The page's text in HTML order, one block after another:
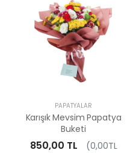
PAPATYALAR
Karışık Mevsim Papatya
Buketi
850,00 TL
(0,00TL